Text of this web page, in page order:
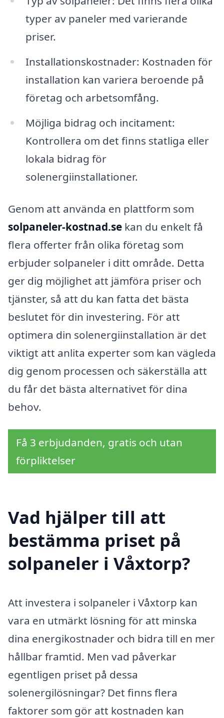
typer av paneler med varierande
priser.
Installationskostnader: Kostnaden för
installation kan variera beroende på
företag och arbetsomfång.
Möjliga bidrag och incitament:
Kontrollera om det finns statliga eller
lokala bidrag för
solenergiinstallationer.
Genom att använda en plattform som
solpaneler-kostnad.se kan du enkelt få
flera offerter från olika företag som
erbjuder solpaneler i ditt område. Detta
ger dig möjlighet att jämföra priser och
tjänster, så att du kan fatta det bästa
beslutet för din investering. För att
optimera din solenergiinstallation är det
viktigt att anlita experter som kan vägleda
dig genom processen och säkerställa att
du får det bästa alternativet för dina
behov.
Få 3 erbjudanden, gratis och utan
förpliktelser
Vad hjälper till att
bestämma priset på
solpaneler i Våxtorp?
Att investera i solpaneler i Våxtorp kan
vara en utmärkt lösning för att minska
dina energikostnader och bidra till en mer
hållbar framtid. Men vad påverkar
egentligen priset på dessa
solenergilösningar? Det finns flera
faktorer som gör att kostnaden kan